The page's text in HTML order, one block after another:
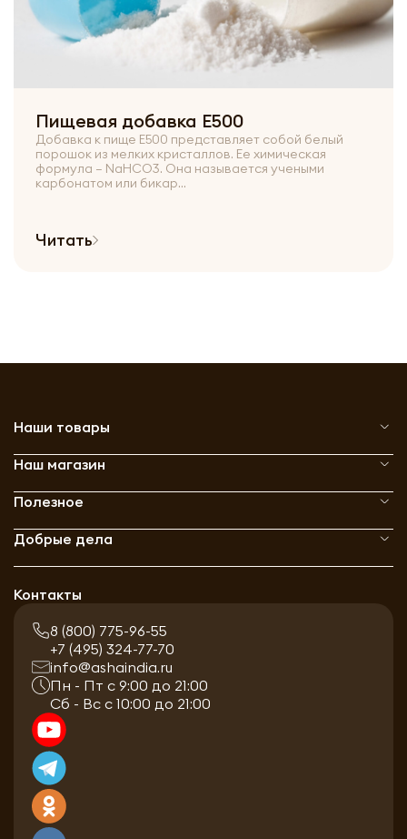
Пищевая добавка E500
Добавка к пище Е500 представляет собой белый
порошок из мелких кристаллов. Ее химическая
формула – NaHCO3. Она называется учеными
карбонатом или бикар...
Читать
Наши товары
Наш магазин
Полезное
Добрые дела
Контакты
8 (800) 775-96-55
+7 (495) 324-77-70
info@ashaindia.ru
Пн - Пт с 9:00 до 21:00
Сб - Вс с 10:00 до 21:00